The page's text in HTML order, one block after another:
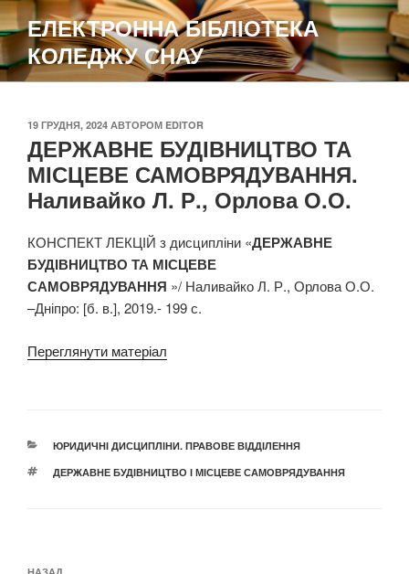
Перейти
до
вмісту
ЕЛЕКТРОННА БІБЛІОТЕКА
КОЛЕДЖУ СНАУ
ОПУБЛІКОВАНО
19 ГРУДНЯ, 2024 АВТОРОМ EDITOR
ДЕРЖАВНЕ БУДІВНИЦТВО ТА
МІСЦЕВЕ САМОВРЯДУВАННЯ.
Наливайко Л. Р., Орлова О.О.
КОНСПЕКТ ЛЕКЦІЙ з дисципліни «ДЕРЖАВНЕ
БУДІВНИЦТВО ТА МІСЦЕВЕ
САМОВРЯДУВАННЯ »/ Наливайко Л. Р., Орлова О.О.
–Дніпро: [б. в.], 2019.- 199 с.
Переглянути матеріал
КАТЕГОРІЇ
ЮРИДИЧНІ ДИСЦИПЛІНИ. ПРАВОВЕ ВІДДІЛЕННЯ
ПОЗНАЧКИ
ДЕРЖАВНЕ БУДІВНИЦТВО І МІСЦЕВЕ САМОВРЯДУВАННЯ